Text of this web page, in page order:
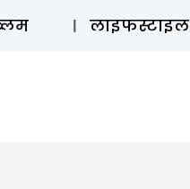
लाइफस्टाइल